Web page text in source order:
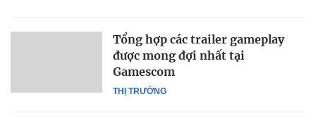
THỊ TRƯỜNG
Tổng hợp các trailer gameplay
được mong đợi nhất tại
Gamescom